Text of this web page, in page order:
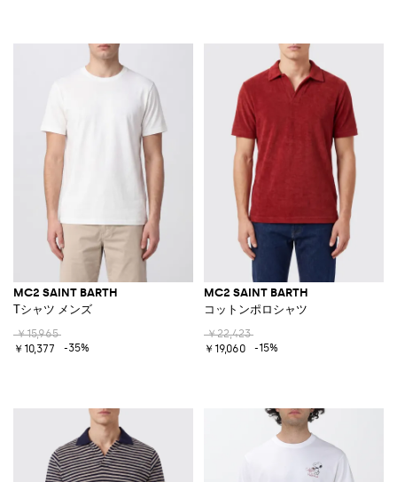
MC2 SAINT BARTH
Tシャツ メンズ
￥15,965
￥10,377
-35%
MC2 SAINT BARTH
コットンポロシャツ
￥22,423
￥19,060
-15%